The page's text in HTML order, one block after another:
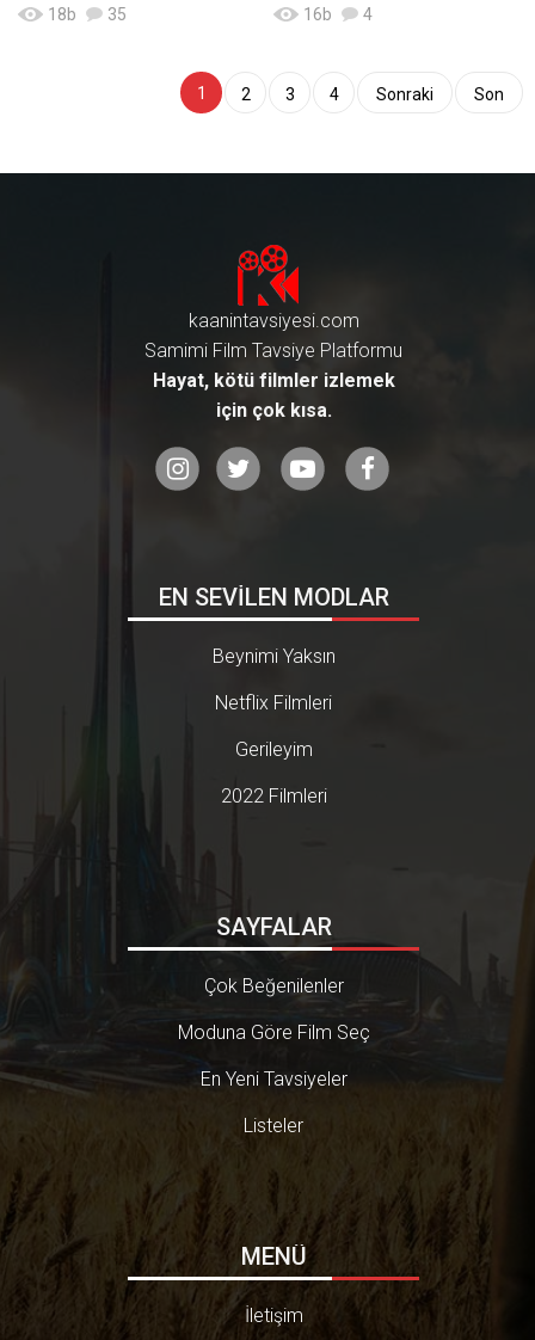
18b 35 16b 4
1 2 3 4 Sonraki Son
kaanintavsiyesi.com
Samimi Film Tavsiye Platformu
Hayat, kötü filmler izlemek
için çok kısa.
EN SEVİLEN MODLAR
Beynimi Yaksın
Netflix Filmleri
Gerileyim
2022 Filmleri
SAYFALAR
Çok Beğenilenler
Moduna Göre Film Seç
En Yeni Tavsiyeler
Listeler
MENÜ
İletişim